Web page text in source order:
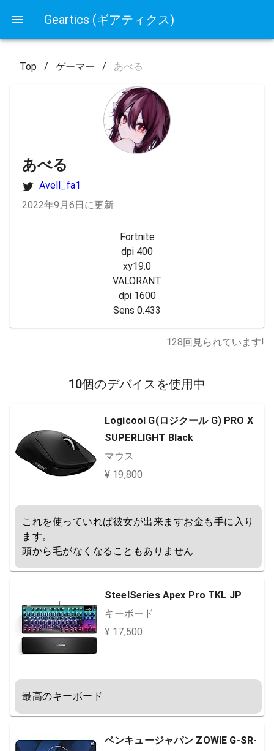
Geartics (ギアティクス)
Top / ゲーマー / あべる
あべる
Avell_fa1
2022年9月6日に更新
Fortnite
dpi 400
xy19.0
VALORANT
dpi 1600
Sens 0.433
128回見られています!
10個のデバイスを使用中
Logicool G(ロジクール G) PRO X
SUPERLIGHT Black
マウス
¥ 19,800
これを使っていれば彼女が出来ますお金も手に入り
ます。
頭から毛がなくなることもありません
SteelSeries Apex Pro TKL JP
キーボード
¥ 17,500
最高のキーボード
ベンキュージャパン ZOWIE G-SR-